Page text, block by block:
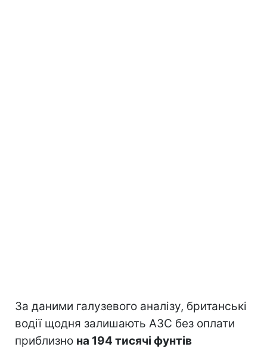
За даними галузевого аналізу, британські
водії щодня залишають АЗС без оплати
приблизно на 194 тисячі фунтів